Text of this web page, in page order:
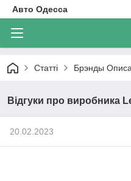
Авто Одесса
Статті Брэнды
Відгуки про виробника
20.02.2023